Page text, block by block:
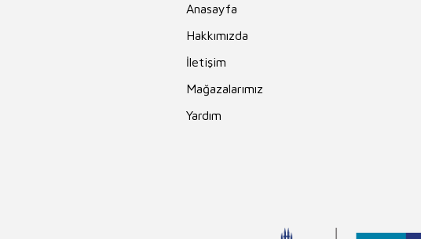
Anasayfa
Hakkımızda
İletişim
Mağazalarımız
Yardım